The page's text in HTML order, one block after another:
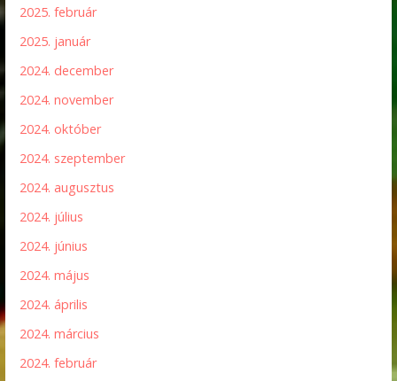
2025. február
2025. január
2024. december
2024. november
2024. október
2024. szeptember
2024. augusztus
2024. július
2024. június
2024. május
2024. április
2024. március
2024. február